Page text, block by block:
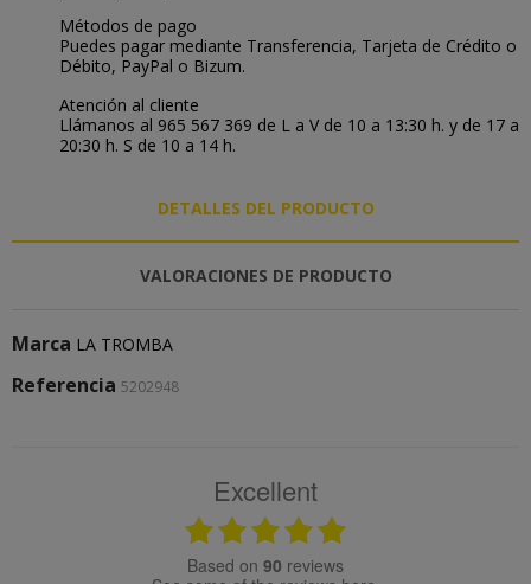
Métodos de pago
Puedes pagar mediante Transferencia, Tarjeta de Crédito o
Débito, PayPal o Bizum.
Atención al cliente
Llámanos al 965 567 369 de L a V de 10 a 13:30 h. y de 17 a
20:30 h. S de 10 a 14 h.
DETALLES DEL PRODUCTO
VALORACIONES DE PRODUCTO
Marca LA TROMBA
Referencia 5202948
Excellent
based on 90 reviews